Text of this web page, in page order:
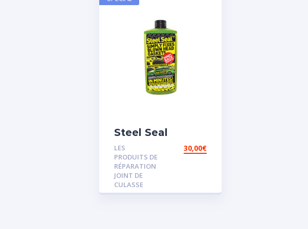
Steel Seal
LES
PRODUITS DE
RÉPARATION
JOINT DE
CULASSE
30,00€